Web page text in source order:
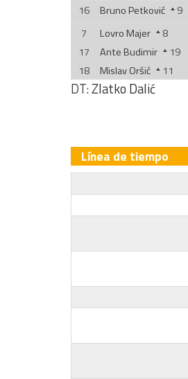
16
Bruno Petković
9
7
Lovro Majer
8
17
Ante Budimir
19
18
Mislav Oršić 11
DT:Zlatko Dalić
Línea de tiempo